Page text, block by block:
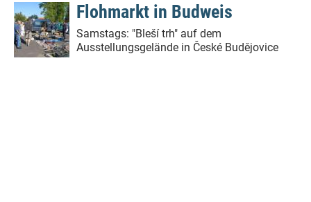
Flohmarkt in Budweis
Samstags: "Bleší trh" auf dem
Ausstellungsgelände in České Budějovice